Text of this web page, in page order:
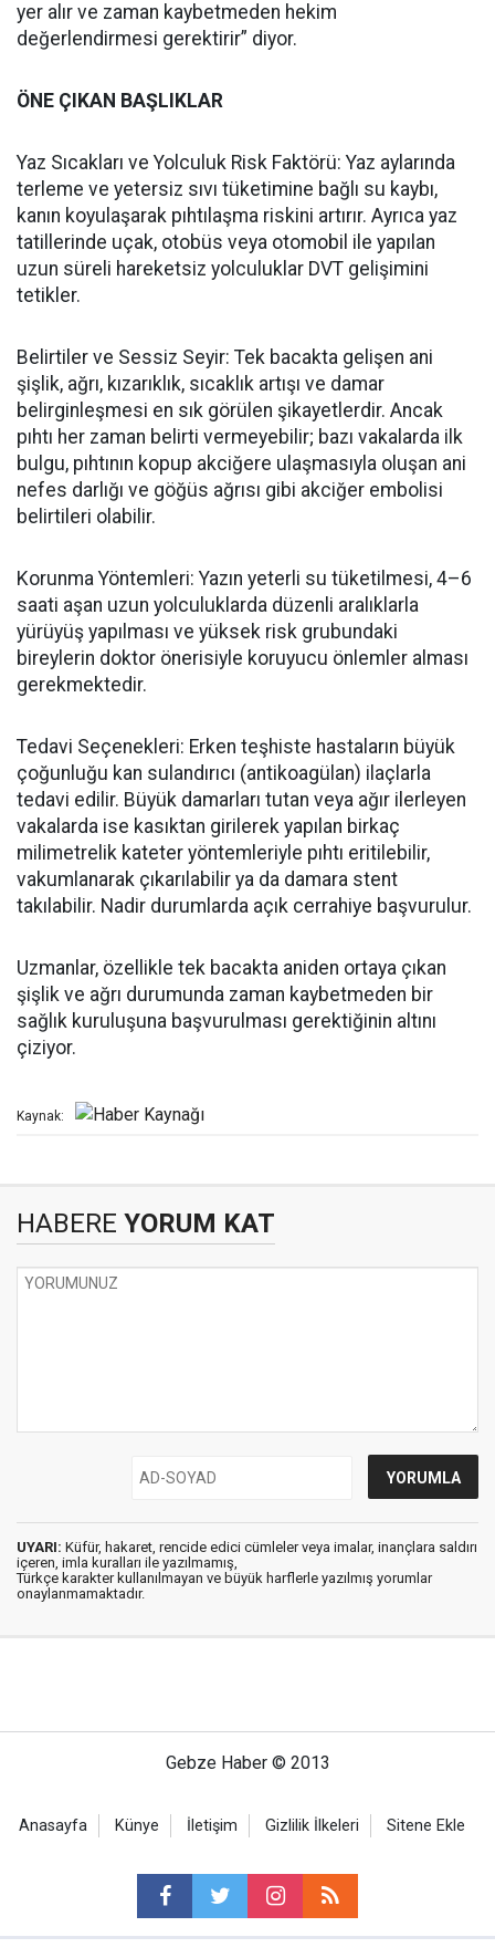
yer alır ve zaman kaybetmeden hekim
değerlendirmesi gerektirir” diyor.
ÖNE ÇIKAN BAŞLIKLAR
Yaz Sıcakları ve Yolculuk Risk Faktörü: Yaz aylarında
terleme ve yetersiz sıvı tüketimine bağlı su kaybı,
kanın koyulaşarak pıhtılaşma riskini artırır. Ayrıca yaz
tatillerinde uçak, otobüs veya otomobil ile yapılan
uzun süreli hareketsiz yolculuklar DVT gelişimini
tetikler.
Belirtiler ve Sessiz Seyir: Tek bacakta gelişen ani
şişlik, ağrı, kızarıklık, sıcaklık artışı ve damar
belirginleşmesi en sık görülen şikayetlerdir. Ancak
pıhtı her zaman belirti vermeyebilir; bazı vakalarda ilk
bulgu, pıhtının kopup akciğere ulaşmasıyla oluşan ani
nefes darlığı ve göğüs ağrısı gibi akciğer embolisi
belirtileri olabilir.
Korunma Yöntemleri: Yazın yeterli su tüketilmesi, 4–6
saati aşan uzun yolculuklarda düzenli aralıklarla
yürüyüş yapılması ve yüksek risk grubundaki
bireylerin doktor önerisiyle koruyucu önlemler alması
gerekmektedir.
Tedavi Seçenekleri: Erken teşhiste hastaların büyük
çoğunluğu kan sulandırıcı (antikoagülan) ilaçlarla
tedavi edilir. Büyük damarları tutan veya ağır ilerleyen
vakalarda ise kasıktan girilerek yapılan birkaç
milimetrelik kateter yöntemleriyle pıhtı eritilebilir,
vakumlanarak çıkarılabilir ya da damara stent
takılabilir. Nadir durumlarda açık cerrahiye başvurulur.
Uzmanlar, özellikle tek bacakta aniden ortaya çıkan
şişlik ve ağrı durumunda zaman kaybetmeden bir
sağlık kuruluşuna başvurulması gerektiğinin altını
çiziyor.
Kaynak:
HABERE YORUM KAT
UYARI: Küfür, hakaret, rencide edici cümleler veya imalar, inançlara saldırı
içeren, imla kuralları ile yazılmamış,
Türkçe karakter kullanılmayan ve büyük harflerle yazılmış yorumlar
onaylanmamaktadır.
Gebze Haber © 2013
Anasayfa Künye İletişim Gizlilik İlkeleri Sitene Ekle